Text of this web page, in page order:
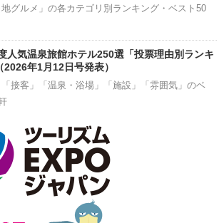
グルメ」の各カテゴリ別ランキング・ベスト50
人気温泉旅館ホテル250選「投票理由別ランキ
2026年1月12日号発表）
「接客」「温泉・浴場」「施設」「雰囲気」のベ